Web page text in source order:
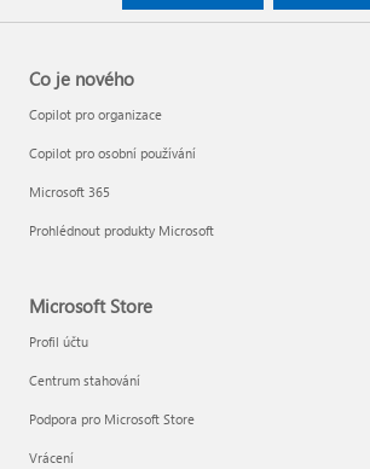
Co je nového
Copilot pro organizace
Copilot pro osobní používání
Microsoft 365
Prohlédnout produkty Microsoft
Microsoft Store
Profil účtu
Centrum stahování
Podpora pro Microsoft Store
Vrácení